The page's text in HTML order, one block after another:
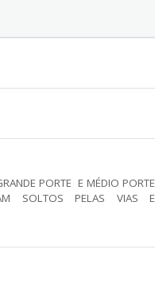
PORTE E MÉDIO PORTE
SOLTOS PELAS VIAS E